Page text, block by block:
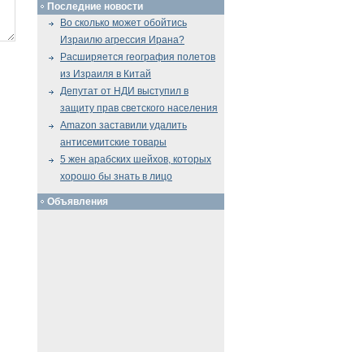
Последние новости
Во сколько может обойтись
Израилю агрессия Ирана?
Расширяется география полетов
из Израиля в Китай
Депутат от НДИ выступил в
защиту прав светского населения
Amazon заставили удалить
антисемитские товары
5 жен арабских шейхов, которых
хорошо бы знать в лицо
Объявления